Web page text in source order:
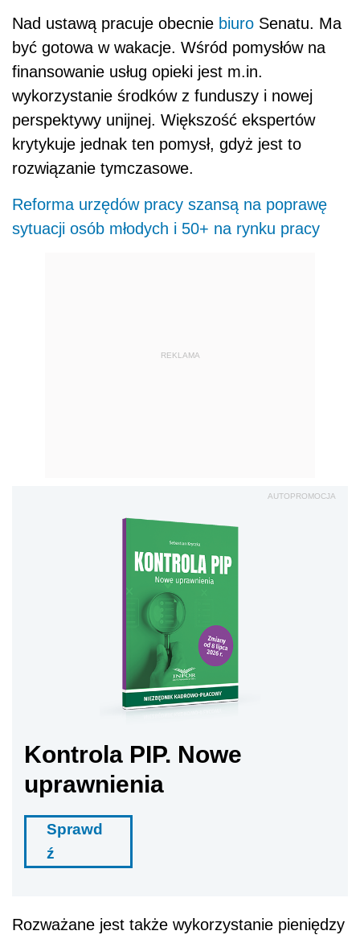
Nad ustawą pracuje obecnie biuro Senatu. Ma
być gotowa w wakacje. Wśród pomysłów na
finansowanie usług opieki jest m.in.
wykorzystanie środków z funduszy i nowej
perspektywy unijnej. Większość ekspertów
krytykuje jednak ten pomysł, gdyż jest to
rozwiązanie tymczasowe.
Reforma urzędów pracy szansą na poprawę
sytuacji osób młodych i 50+ na rynku pracy
REKLAMA
AUTOPROMOCJA
Kontrola PIP. Nowe
uprawnienia
Sprawd
ź
Rozważane jest także wykorzystanie pieniędzy